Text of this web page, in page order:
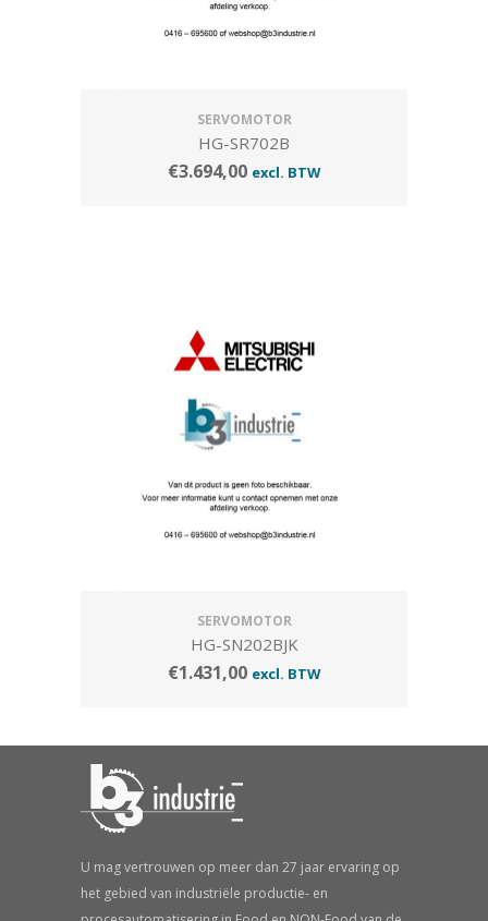
SERVOMOTOR
HG-SR702B
€3.694,00 excl. BTW
SERVOMOTOR
HG-SN202BJK
€1.431,00 excl. BTW
U mag vertrouwen op meer dan 27 jaar ervaring op
het gebied van industriële productie- en